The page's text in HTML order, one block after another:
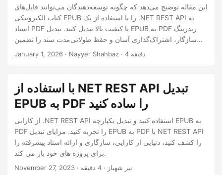
این مقاله توضیح می‌دهد که چگونه توسعه‌دهندگان می‌توانند فایل‌های
کتاب الکترونیکی EPUB را با استفاده از یک .NET REST API به
اسناد PDF با کیفیت بالا تبدیل کنند. تبدیل EPUB به PDF رندرینگ
سازگار، اشتراک‌گذاری آسان و حفظ طولانی‌مدت سند را تضمین
January 1, 2026 · Nayyer Shahbaz · 4 دقیقه
با استفاده از NET REST API تبدیل
EPUB به PDF را ساده کنید
از کارایی .NET REST API استفاده کنید و تبدیل یکپارچه EPUB به
PDF را تجربه کنید. مزایای تبدیل EPUB به PDF با NET REST API
را کشف کنید، دنیایی از کارایی، سازگاری و ارائه اسناد پیشرفته را
برای پروژه های خود باز می کند.
November 27, 2023 · نیر شهباز · 4 دقیقه